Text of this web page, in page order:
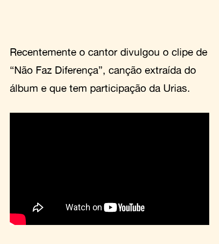
Recentemente o cantor divulgou o clipe de
“Não Faz Diferença”, canção extraída do
álbum e que tem participação da Urias.